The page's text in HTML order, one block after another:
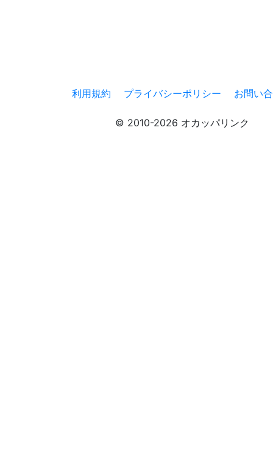
利用規約 プライバシーポリシー お問い
© 2010-2026 オカッパリンク